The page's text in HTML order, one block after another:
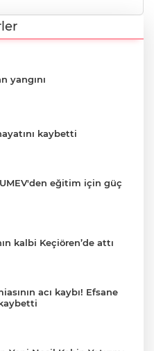
yangını
kaybetti
eğitim için güç
kalbi Keçiören’de attı
acı kaybı! Efsane